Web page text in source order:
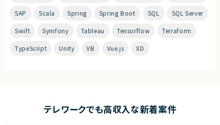
SAP Scala Spring Spring Boot SQL SQL Server
Swift Symfony Tableau Tensorflow Terraform
TypeScript Unity VB Vue.js XD
テレワークでも高収入な新着案件